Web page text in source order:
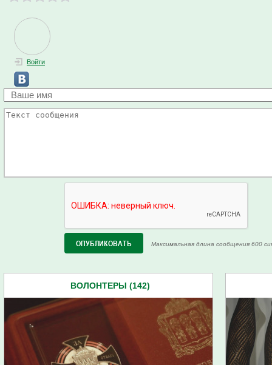
Войти
Максимальная длина сообщения 600
ВОЛОНТЕРЫ (142)